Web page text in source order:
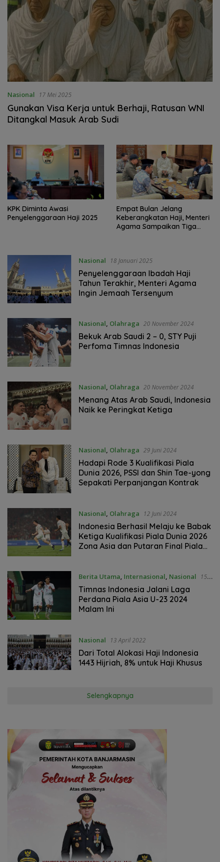
Nasional 17 Mei 2025
Gunakan Visa Kerja untuk Berhaji, Ratusan WNI
Ditangkal Masuk Arab Sudi
KPK Diminta Awasi
Penyelenggaraan Haji 2025
Empat Bulan Jelang
Keberangkatan Haji, Menteri
Agama Sampaikan Tiga
Nasional
18 Januari 2025
Penyelenggaraan Ibadah Haji
Tahun Terakhir, Menteri Agama
Ingin Jemaah Tersenyum
Nasional, Olahraga 20 November 2024
Bekuk Arab Saudi 2 – 0, STY Puji
Perfoma Timnas Indonesia
Nasional, Olahraga 20 November 2024
Menang Atas Arab Saudi, Indonesia
Naik ke Peringkat Ketiga
Nasional, Olahraga 29 Juni 2024
Hadapi Rode 3 Kualifikasi Piala
Dunia 2026, PSSI dan Shin Tae-yong
Sepakati Perpanjangan Kontrak
Nasional, Olahraga 12 Juni 2024
Indonesia Berhasil Melaju ke Babak
Ketiga Kualifikasi Piala Dunia 2026
Zona Asia dan Putaran Final Piala
Berita Utama, Internasional, Nasional
15
April 2024
Timnas Indonesia Jalani Laga
Perdana Piala Asia U-23 2024
Malam Ini
Nasional 13 April 2022
Dari Total Alokasi Haji Indonesia
1443 Hijriah, 8% untuk Haji Khusus
Selengkapnya